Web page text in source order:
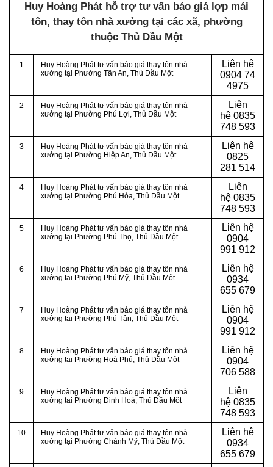
Huy Hoàng Phát hỗ trợ tư vấn báo giá lợp mái
tôn, thay tôn nhà xưởng tại các xã, phường
thuộc Thủ Dầu Một
1
Huy Hoàng Phát tư vấn báo giá thay tôn nhà
xưởng tại Phường Tân An, Thủ Dầu Một
Liên hệ
0904 74
4975
2
Huy Hoàng Phát tư vấn báo giá thay tôn nhà
xưởng tại Phường Phú Lợi, Thủ Dầu Một
Liên
hệ 0835
748 593
3
Huy Hoàng Phát tư vấn báo giá thay tôn nhà
xưởng tại Phường Hiệp An, Thủ Dầu Một
Liên hệ
0825
281 514
4
Huy Hoàng Phát tư vấn báo giá thay tôn nhà
xưởng tại Phường Phú Hòa, Thủ Dầu Một
Liên
hệ 0835
748 593
5
Huy Hoàng Phát tư vấn báo giá thay tôn nhà
xưởng tại Phường Phú Thọ, Thủ Dầu Một
Liên hệ
0904
991 912
6
Huy Hoàng Phát tư vấn báo giá thay tôn nhà
xưởng tại Phường Phú Mỹ, Thủ Dầu Một
Liên hệ
0934
655 679
7
Huy Hoàng Phát tư vấn báo giá thay tôn nhà
xưởng tại Phường Phú Tân, Thủ Dầu Một
Liên hệ
0904
991 912
8
Huy Hoàng Phát tư vấn báo giá thay tôn nhà
xưởng tại Phường Hoà Phú, Thủ Dầu Một
Liên hệ
0904
706 588
9
Huy Hoàng Phát tư vấn báo giá thay tôn nhà
xưởng tại Phường Định Hoà, Thủ Dầu Một
Liên
hệ 0835
748 593
10
Huy Hoàng Phát tư vấn báo giá thay tôn nhà
xưởng tại Phường Chánh Mỹ, Thủ Dầu Một
Liên hệ
0934
655 679